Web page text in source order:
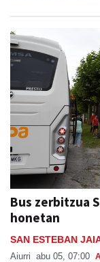
Bus zerbitzua
honetan
SAN ESTEBAN
Aiurri abu 05, 07:00